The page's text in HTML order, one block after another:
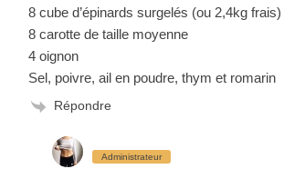
8 cube d’épinards surgelés (ou 2,4kg frais)
8 carotte de taille moyenne
4 oignon
Sel, poivre, ail en poudre, thym et romarin
Répondre
Administrateur